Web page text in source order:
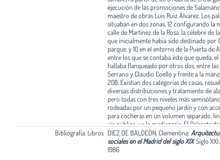
ejecución de las promociones de
maestro de obras Luis Ruiz Álvarez. Los
situaban en dos zonas, 12 configurando la
calle de Martínez de la Rosa, la célebre de
que inicialmente había sido destinado por
parque, y 10 en el entorno de la Puerta de
entre los que se contaba éste que queda, el
hallaba flanqueado por otros dos, entre las
Serrano y Claudio Coello y frente a la
208. Existían dos categorías de casas,
diversas distribuciones y tratamiento de
pero todas con tres niveles más
rodeadas por un pequeño jardín y con
para cocheras en un volumen separado,
vía pública y a la medianería. El Palacete de
Villanueva, que pertenecería a los de 1º
dimensiones, tiene planta rectangular, con
principal en su frente a poniente,
Bibliografía. Libros DIEZ DE BALDEÓN, Clementina:
sociales en el Madrid del siglo XIX.Siglo
1986